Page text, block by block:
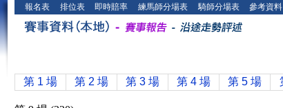
報名表 排位表 即時賠率 練馬師分場表 騎師分場表 參考資料
第 1 場 第 2 場 第 3 場 第 4 場 第 5 場